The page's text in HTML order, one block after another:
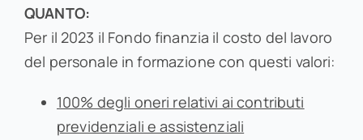
QUANTO:
Per il 2023 il Fondo finanzia il costo del lavoro
del personale in formazione con questi valori:
100% degli oneri relativi ai contributi
previdenziali e assistenziali